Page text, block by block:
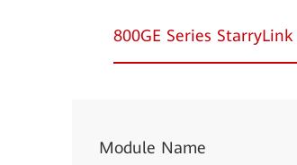
800GE Series
Module Name